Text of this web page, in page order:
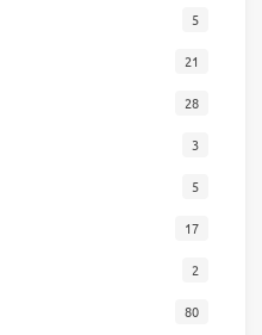
5
21
28
3
5
17
2
80